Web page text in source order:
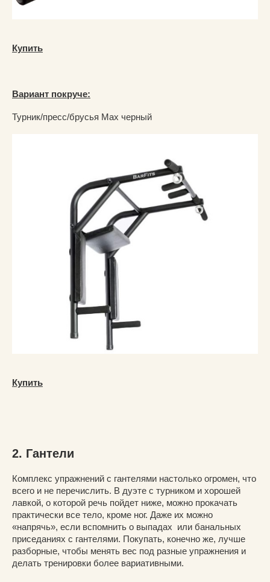
Купить
Вариант покруче:
Турник/пресс/брусья Max черный
Купить
2. Гантели
Комплекс упражнений с гантелями настолько огромен, что
всего и не перечислить. В дуэте с турником и хорошей
лавкой, о которой речь пойдет ниже, можно прокачать
практически все тело, кроме ног. Даже их можно
«напрячь», если вспомнить о выпадах или банальных
приседаниях с гантелями. Покупать, конечно же, лучше
разборные, чтобы менять вес под разные упражнения и
делать тренировки более вариативными.